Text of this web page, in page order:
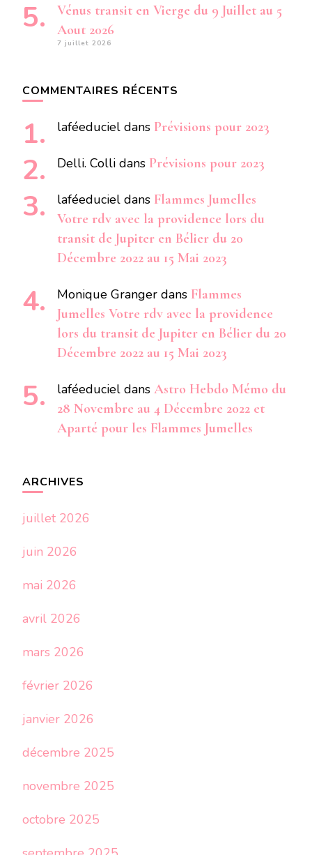
Vénus transit en Vierge du 9 Juillet au 5
Aout 2026
7 juillet 2026
COMMENTAIRES RÉCENTS
laféeduciel dans Prévisions pour 2023
Delli. Colli dans Prévisions pour 2023
laféeduciel dans Flammes Jumelles
Votre rdv avec la providence lors du
transit de Jupiter en Bélier du 20
Décembre 2022 au 15 Mai 2023
Monique Granger dans Flammes
Jumelles Votre rdv avec la providence
lors du transit de Jupiter en Bélier du 20
Décembre 2022 au 15 Mai 2023
laféeduciel dans Astro Hebdo Mémo du
28 Novembre au 4 Décembre 2022 et
Aparté pour les Flammes Jumelles
ARCHIVES
juillet 2026
juin 2026
mai 2026
avril 2026
mars 2026
février 2026
janvier 2026
décembre 2025
novembre 2025
octobre 2025